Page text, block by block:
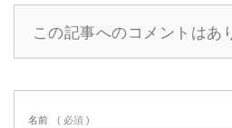
この記事へのコメントはあ
名前 ( 必須 )